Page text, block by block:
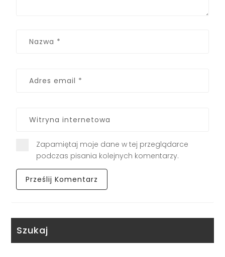
Zapamiętaj moje dane w tej przeglądarce
podczas pisania kolejnych komentarzy.
Szukaj